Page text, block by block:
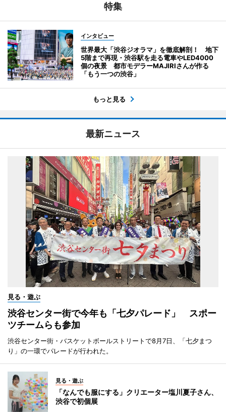
特集
インタビュー
世界最大「渋谷ジオラマ」を徹底解剖！ 地下
5階まで再現・渋谷駅を走る電車やLED4000
個の夜景 都市モデラーMAJIRIさんが作る
「もう一つの渋谷」
もっと見る
最新ニュース
見る・遊ぶ
渋谷センター街で今年も「七夕パレード」 スポー
ツチームらも参加
渋谷センター街・バスケットボールストリートで8月7日、「七夕まつ
り」の一環でパレードが行われた。
見る・遊ぶ
「なんでも服にする」クリエーター塩川夏子さん、
渋谷で初個展